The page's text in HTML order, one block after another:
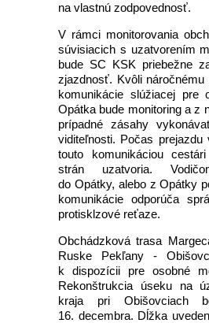
na vlastnú zodpovednosť.
V rámci monitorovania
súvisiacich s uzatvorením
bude SC KSK priebežne
zjazdnosť. Kvôli náročnému
komunikácie slúžiacej pre
Opátka bude monitoring a z
prípadné zásahy
viditeľnosti. Počas prejazdu
touto komunikáciou
strán uzatvoria.
do Opátky, alebo z Opátky
komunikácie odporúča
protisklzové reťaze.
Obchádzková trasa
Ruske Pekľany -
k dispozícii pre osobné
Rekonštrukcia úseku na
kraja pri Obišovciach
16. decembra. Dĺžka